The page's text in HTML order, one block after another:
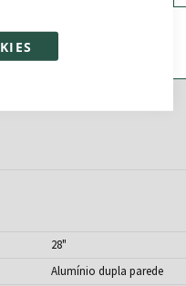
28"
Alumínio dupla parede